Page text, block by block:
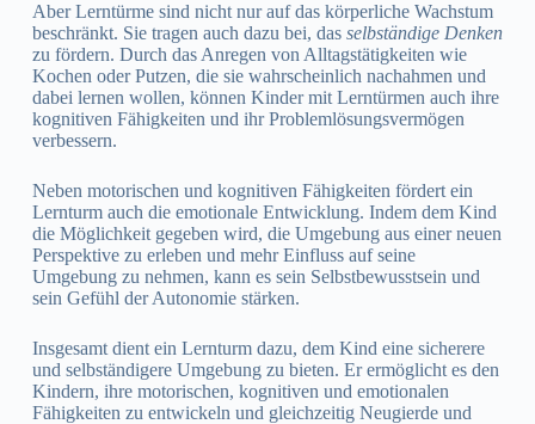
Aber Lerntürme sind nicht nur auf das körperliche Wachstum
beschränkt. Sie tragen auch dazu bei, das selbständige Denken
zu fördern. Durch das Anregen von Alltagstätigkeiten wie
Kochen oder Putzen, die sie wahrscheinlich nachahmen und
dabei lernen wollen, können Kinder mit Lerntürmen auch ihre
kognitiven Fähigkeiten und ihr Problemlösungsvermögen
verbessern.
Neben motorischen und kognitiven Fähigkeiten fördert ein
Lernturm auch die emotionale Entwicklung. Indem dem Kind
die Möglichkeit gegeben wird, die Umgebung aus einer neuen
Perspektive zu erleben und mehr Einfluss auf seine
Umgebung zu nehmen, kann es sein Selbstbewusstsein und
sein Gefühl der Autonomie stärken.
Insgesamt dient ein Lernturm dazu, dem Kind eine sicherere
und selbständigere Umgebung zu bieten. Er ermöglicht es den
Kindern, ihre motorischen, kognitiven und emotionalen
Fähigkeiten zu entwickeln und gleichzeitig Neugierde und